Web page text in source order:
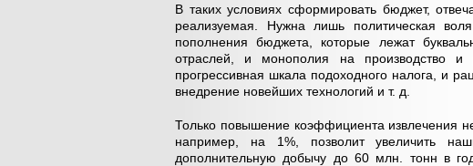
В таких условиях сформировать бюджет,
реализуемая. Нужна лишь политическая
пополнения бюджета, которые лежат
отраслей, и монополия на производство и
прогрессивная шкала подоходного налога, и
внедрение новейших технологий и т. д.
Только повышение коэффициента извлечения
например, на 1%, позволит увеличить
дополнительную добычу до 60 млн. тонн в